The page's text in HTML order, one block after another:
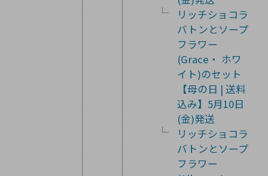
リッチショコラ
バトンとソープ
フラワー
(Grace・ ホワ
イト)のセット
【母の日 | 送料
込み】5月10日
(金)発送
リッチショコラ
バトンとソープ
フラワー